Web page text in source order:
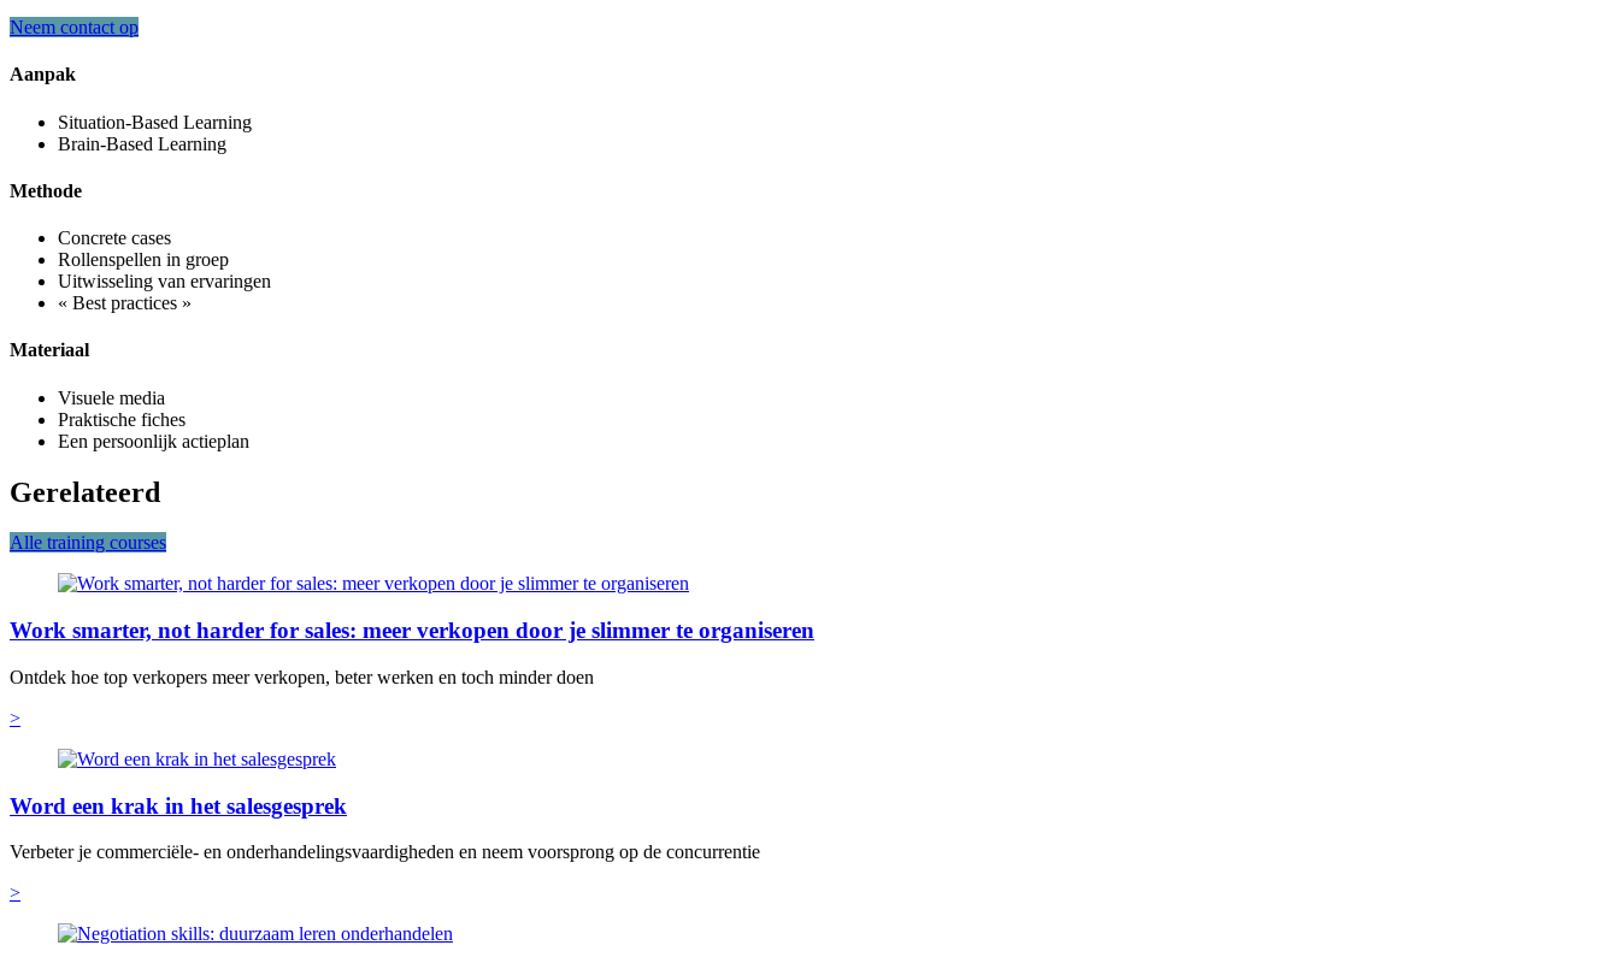
Neem contact op
Aanpak
Situation-Based Learning
Brain-Based Learning
Methode
Concrete cases
Rollenspellen in groep
Uitwisseling van ervaringen
« Best practices »
Materiaal
Visuele media
Praktische fiches
Een persoonlijk actieplan
Gerelateerd
Alle training courses
Work smarter, not harder for sales: meer verkopen door je slimmer te organiseren
Ontdek hoe top verkopers meer verkopen, beter werken en toch minder doen
>
Word een krak in het salesgesprek
Verbeter je commerciële- en onderhandelingsvaardigheden en neem voorsprong op de concurrentie
>